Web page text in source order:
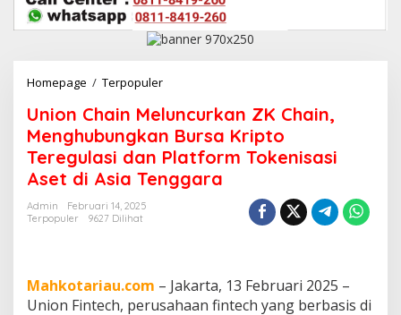
Homepage / Terpopuler
o
n
C
h
u
n
Union Chain Meluncurkan ZK Chain,
Menghubungkan Bursa Kripto
Teregulasi dan Platform Tokenisasi
Aset di Asia Tenggara
Admin
Februari 14, 2025
Terpopuler
9627 Dilihat
Mahkotariau.com – Jakarta, 13 Februari 2025 –
Union Fintech, perusahaan fintech yang berbasis di